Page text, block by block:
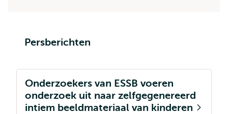
Persberichten
Onderzoekers van ESSB voeren
onderzoek uit naar zelfgegenereerd
intiem beeldmateriaal van kinderen